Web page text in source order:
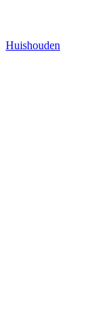
Huishouden